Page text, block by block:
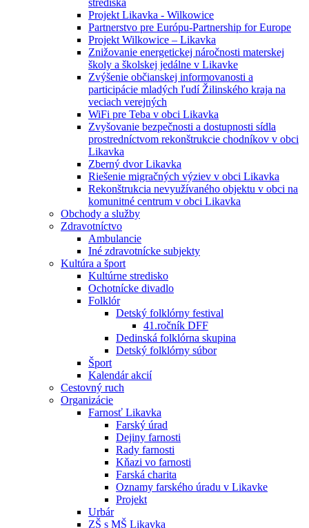
strediska
Projekt Likavka - Wilkowice
Partnerstvo pre Európu-Partnership for Europe
Projekt Wilkowice – Likavka
Znižovanie energetickej náročnosti materskej
školy a školskej jedálne v Likavke
Zvýšenie občianskej informovanosti a
participácie mladých ľudí Žilinského kraja na
veciach verejných
WiFi pre Teba v obci Likavka
Zvyšovanie bezpečnosti a dostupnosti sídla
prostredníctvom rekonštrukcie chodníkov v obci
Likavka
Zberný dvor Likavka
Riešenie migračných výziev v obci Likavka
Rekonštrukcia nevyužívaného objektu v obci na
komunitné centrum v obci Likavka
Obchody a služby
Zdravotníctvo
Ambulancie
Iné zdravotnícke subjekty
Kultúra a šport
Kultúrne stredisko
Ochotnícke divadlo
Folklór
Detský folklórny festival
41.ročník DFF
Dedinská folklórna skupina
Detský folklórny súbor
Šport
Kalendár akcií
Cestovný ruch
Organizácie
Farnosť Likavka
Farský úrad
Dejiny farnosti
Rady farnosti
Kňazi vo farnosti
Farská charita
Oznamy farského úradu v Likavke
Projekt
Urbár
ZŠ s MŠ Likavka